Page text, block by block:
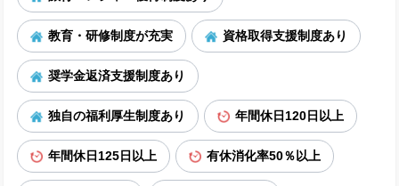
教育・研修制度が充実 資格取得支援制度あり
奨学金返済支援制度あり
独自の福利厚生制度あり 年間休日120日以上
年間休日125日以上 有休消化率50％以上